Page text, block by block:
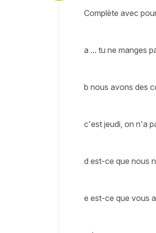
Complète avec
a ... tu ne manges
b nous avons des
c'est jeudi, on n'a
d est-ce que nous
e est-ce que vous